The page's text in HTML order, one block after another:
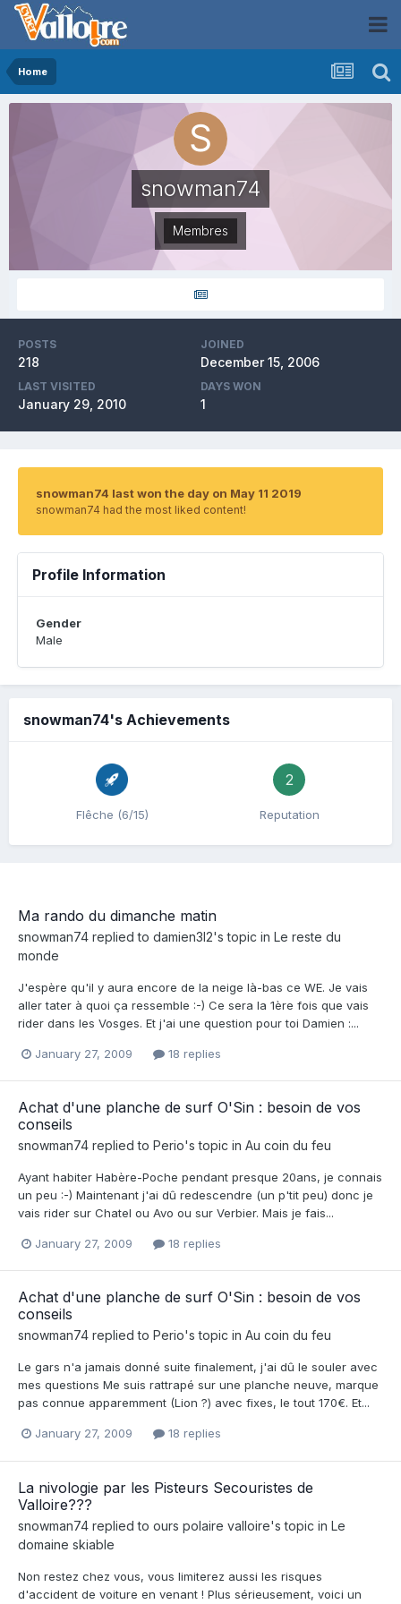
Home
snowman74
Membres
POSTS
218
JOINED
December 15, 2006
LAST VISITED
January 29, 2010
DAYS WON
1
snowman74 last won the day on May 11 2019
snowman74 had the most liked content!
Profile Information
Gender
Male
snowman74's Achievements
Flêche (6/15)
2
Reputation
Ma rando du dimanche matin
snowman74 replied to damien3l2's topic in Le reste du
monde
J'espère qu'il y aura encore de la neige là-bas ce WE. Je vais
aller tater à quoi ça ressemble :-) Ce sera la 1ère fois que vais
rider dans les Vosges. Et j'ai une question pour toi Damien :...
January 27, 2009 18 replies
Achat d'une planche de surf O'Sin : besoin de vos
conseils
snowman74 replied to Perio's topic in Au coin du feu
Ayant habiter Habère-Poche pendant presque 20ans, je connais
un peu :-) Maintenant j'ai dû redescendre (un p'tit peu) donc je
vais rider sur Chatel ou Avo ou sur Verbier. Mais je fais...
January 27, 2009 18 replies
Achat d'une planche de surf O'Sin : besoin de vos
conseils
snowman74 replied to Perio's topic in Au coin du feu
Le gars n'a jamais donné suite finalement, j'ai dû le souler avec
mes questions Me suis rattrapé sur une planche neuve, marque
pas connue apparemment (Lion ?) avec fixes, le tout 170€. Et...
January 27, 2009 18 replies
La nivologie par les Pisteurs Secouristes de
Valloire???
snowman74 replied to ours polaire valloire's topic in Le
domaine skiable
Non restez chez vous, vous limiterez aussi les risques
d'accident de voiture en venant ! Plus sérieusement, voici un